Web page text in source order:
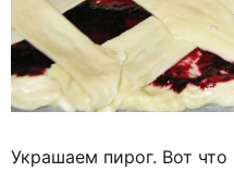
Украшаем пирог. Вот что